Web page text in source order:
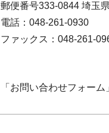
郵便番号333-0844 埼玉
電話：048-261-0930
ファックス：048-261-
「お問い合わせフォー